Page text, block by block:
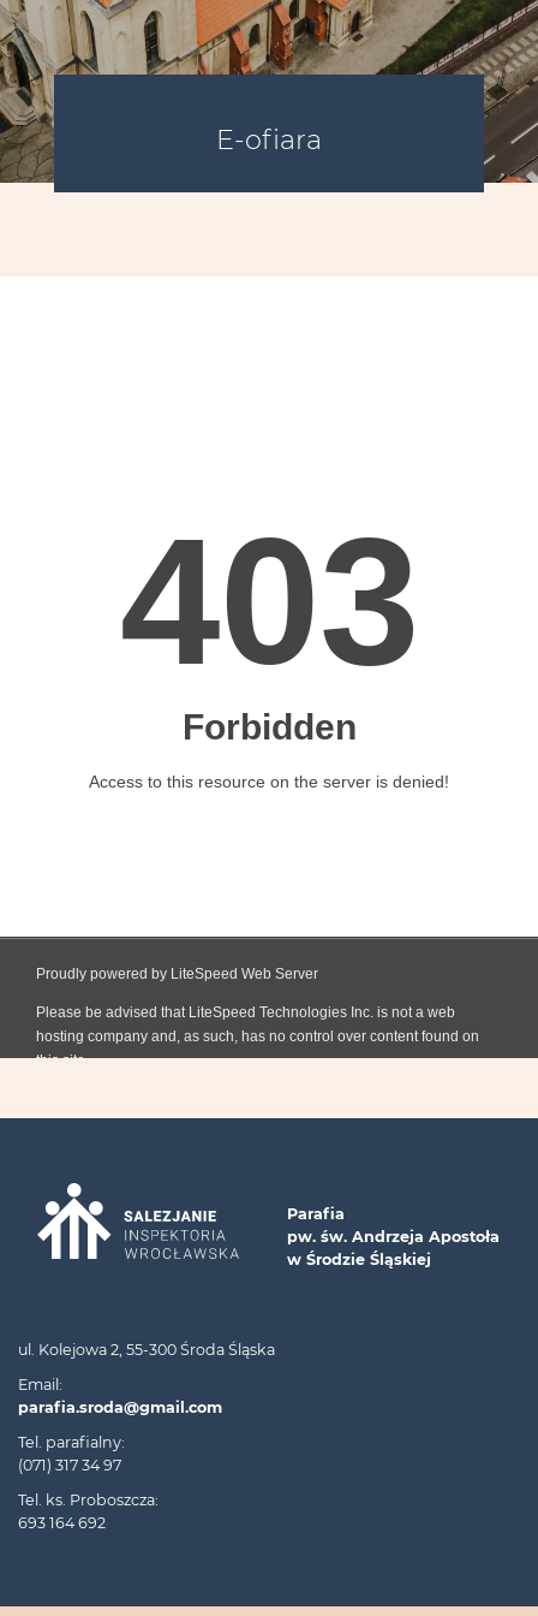
E-ofiara
Parafia
pw. św. Andrzeja Apostoła
w Środzie Śląskiej
ul. Kolejowa 2, 55-300 Środa Śląska
Email:
parafia.sroda@gmail.com
Tel. parafialny:
(071) 317 34 97
Tel. ks. Proboszcza:
693 164 692